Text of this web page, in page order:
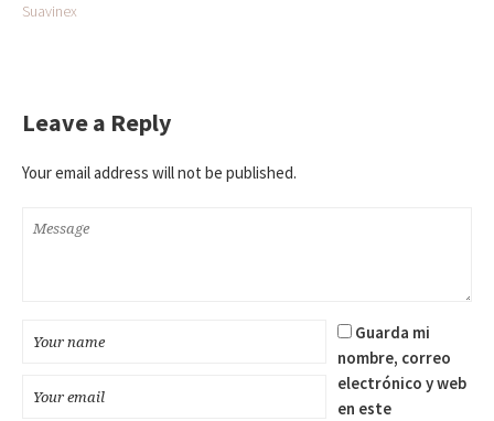
Suavinex
Leave a Reply
Your email address will not be published.
Guarda mi
nombre, correo
electrónico y web
en este